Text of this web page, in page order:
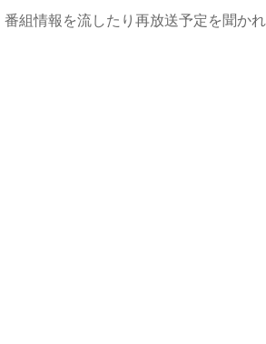
組情報を流したり再放送予定を聞かれ